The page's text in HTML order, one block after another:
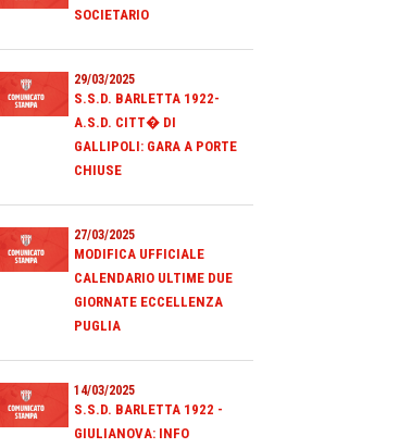
SOCIETARIO
29/03/2025
S.S.D. BARLETTA 1922-
A.S.D. CITT� DI
GALLIPOLI: GARA A PORTE
CHIUSE
27/03/2025
MODIFICA UFFICIALE
CALENDARIO ULTIME DUE
GIORNATE ECCELLENZA
PUGLIA
14/03/2025
S.S.D. BARLETTA 1922 -
GIULIANOVA: INFO